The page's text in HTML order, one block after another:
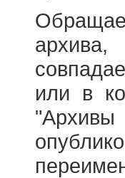
или в